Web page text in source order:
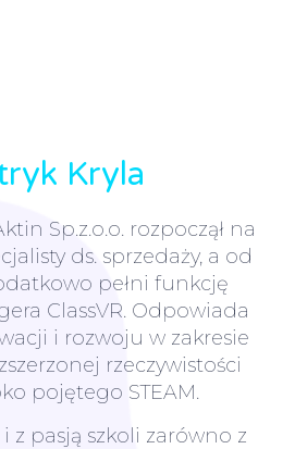
Kryla
Sp.z.o.o. rozpoczął na
ds. sprzedaży, a od
pełni funkcję
ClassVR. Odpowiada
i rozwoju w zakresie
rzeczywistości
pojętego STEAM.
z pasją szkoli zarówno z